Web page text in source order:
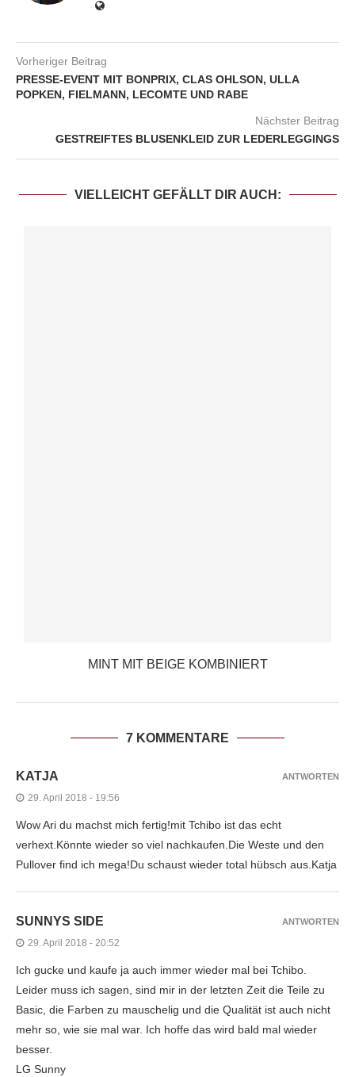
Vorheriger Beitrag
PRESSE-EVENT MIT BONPRIX, CLAS OHLSON, ULLA
POPKEN, FIELMANN, LECOMTE UND RABE
Nächster Beitrag
GESTREIFTES BLUSENKLEID ZUR LEDERLEGGINGS
VIELLEICHT GEFÄLLT DIR AUCH:
MINT MIT BEIGE KOMBINIERT
7 KOMMENTARE
KATJA
29. April 2018 - 19:56
Wow Ari du machst mich fertig!mit Tchibo ist das echt
verhext.Könnte wieder so viel nachkaufen.Die Weste und den
Pullover find ich mega!Du schaust wieder total hübsch aus.Katja
ANTWORTEN
SUNNYS SIDE
29. April 2018 - 20:52
Ich gucke und kaufe ja auch immer wieder mal bei Tchibo.
Leider muss ich sagen, sind mir in der letzten Zeit die Teile zu
Basic, die Farben zu mauschelig und die Qualität ist auch nicht
mehr so, wie sie mal war. Ich hoffe das wird bald mal wieder
besser.
LG Sunny
ANTWORTEN